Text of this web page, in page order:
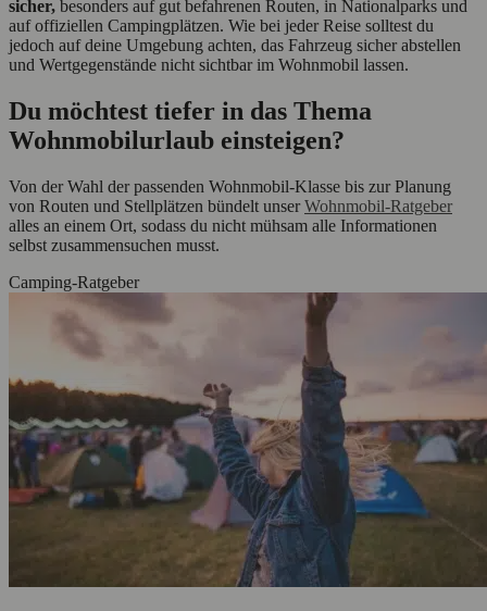
sicher, besonders auf gut befahrenen Routen, in Nationalparks und
auf offiziellen Campingplätzen. Wie bei jeder Reise solltest du
jedoch auf deine Umgebung achten, das Fahrzeug sicher abstellen
und Wertgegenstände nicht sichtbar im Wohnmobil lassen.
Du möchtest tiefer in das Thema
Wohnmobilurlaub einsteigen?
Von der Wahl der passenden Wohnmobil‑Klasse bis zur Planung
von Routen und Stellplätzen bündelt unser Wohnmobil-Ratgeber
alles an einem Ort, sodass du nicht mühsam alle Informationen
selbst zusammensuchen musst.
Camping-Ratgeber